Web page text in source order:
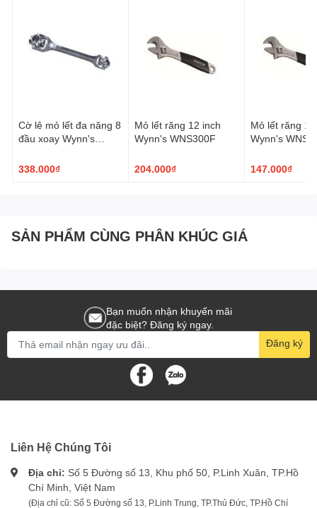
Cờ lê mỏ lết đa năng 8
đầu xoay Wynn's
338.000₫
Mỏ lết răng 12 inch
Wynn's WNS300F
204.000₫
Mỏ lết răng
Wynn's
147.000₫
SẢN PHẨM CÙNG PHÂN KHÚC GIÁ
Bạn muốn nhận khuyến mãi
đặc biệt? Đăng ký ngay.
Đăng ký
Liên Hệ Chúng Tôi
Địa chỉ: Số 5 Đường số 13, Khu phố 50, P.Linh Xuân, TP.Hồ
Chí Minh, Việt Nam
(Địa chỉ cũ: Số 5 Đường số 13, P.Linh Trung, TP.Thủ Đức, TP.Hồ Chí